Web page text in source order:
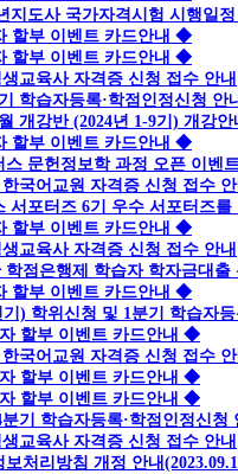
지도사 국가자격시험 시행일
할부 이벤트 카드안내 ◆
할부 이벤트 카드안내 ◆
교육사 자격증 신청 접수 안내
학습자등록·학점인정신청 안
개강반 (2024년 1-9기) 개강안
할부 이벤트 카드안내 ◆
문헌정보학 과정 오픈 이벤
국어교원 자격증 신청 접수
서포터즈 6기 우수 서포터즈를
할부 이벤트 카드안내 ◆
교육사 자격증 신청 접수 안내
점은행제 학습자 학자금대출
할부 이벤트 카드안내 ◆
) 학위신청 및 1분기 학습자
할부 이벤트 카드안내 ◆
국어교원 자격증 신청 접수
할부 이벤트 카드안내 ◆
할부 이벤트 카드안내 ◆
기 학습자등록·학점인정신청
교육사 자격증 신청 접수 안내
처리방침 개정 안내